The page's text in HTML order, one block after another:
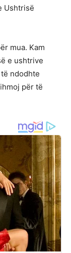
Ushtrisë
mua. Kam
e ushtrive
ndodhte
për të